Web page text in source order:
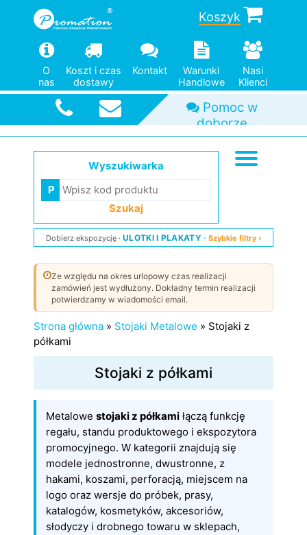
O
nas
Koszt i czas
dostawy
Kontakt
Warunki
Handlowe
Nasi
Klienci
Koszyk
Szybka
wysyłka
Od jednej
sztuki
Duży wybór
modeli
Pomoc w
doborze
Wyszukiwarka
Szukaj
Dobierz ekspozycję ULOTKI I PLAKATY Szybkie filtry ›
Ze względu na okres urlopowy czas realizacji
zamówień jest wydłużony. Dokładny termin realizacji
potwierdzamy w wiadomości email.
Strona główna » Stojaki Metalowe » Stojaki z
półkami
Stojaki z półkami
Metalowe stojaki z półkami łączą funkcję
regału, standu produktowego i ekspozytora
promocyjnego. W kategorii znajdują się
modele jednostronne, dwustronne, z
hakami, koszami, perforacją, miejscem na
logo oraz wersje do próbek, prasy,
katalogów, kosmetyków, akcesoriów,
słodyczy i drobnego towaru w sklepach,